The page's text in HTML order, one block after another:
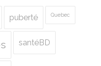
puberté Quebec
santéBD